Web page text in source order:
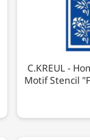
C.KREUL -
Motif Stencil